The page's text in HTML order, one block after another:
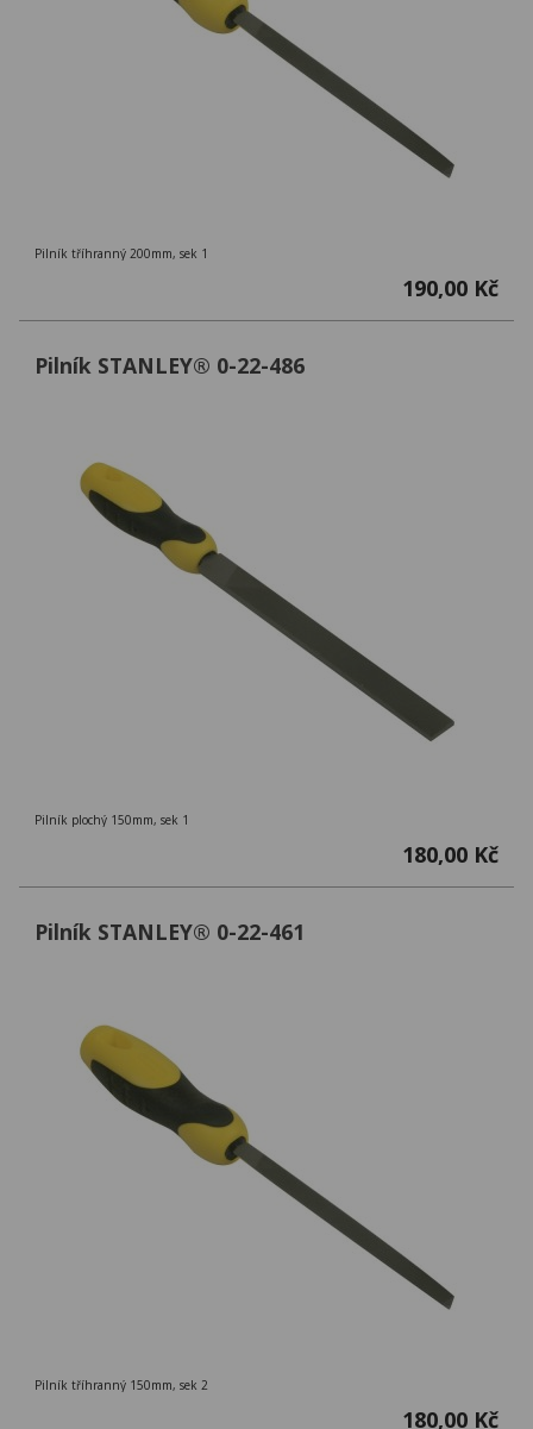
Pilník tříhranný 200mm, sek 1
190,00 Kč
Pilník STANLEY® 0-22-486
Pilník plochý 150mm, sek 1
180,00 Kč
Pilník STANLEY® 0-22-461
Pilník tříhranný 150mm, sek 2
180,00 Kč